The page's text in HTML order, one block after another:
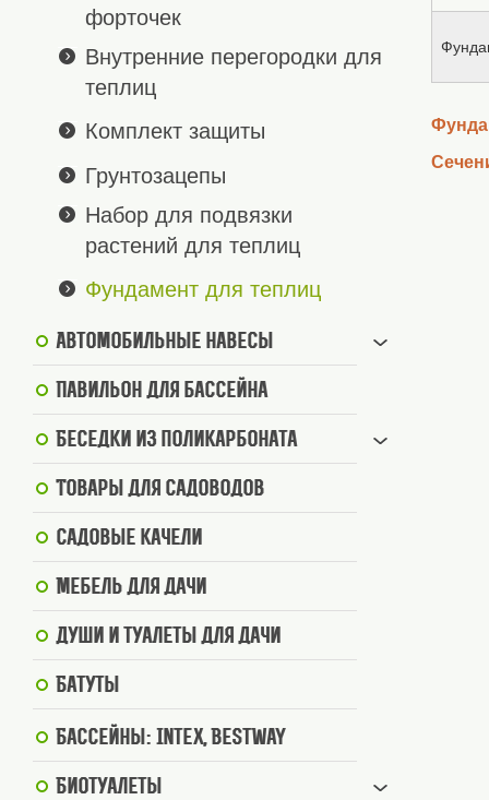
форточек
Внутренние перегородки для
теплиц
Комплект защиты
Грунтозацепы
Набор для подвязки
растений для теплиц
Фундамент для теплиц
Автомобильные навесы
Павильон для бассейна
Беседки из поликарбоната
Товары для садоводов
Садовые качели
Мебель для дачи
Души и туалеты для дачи
Батуты
Бассейны: Intex, BestWay
Биотуалеты